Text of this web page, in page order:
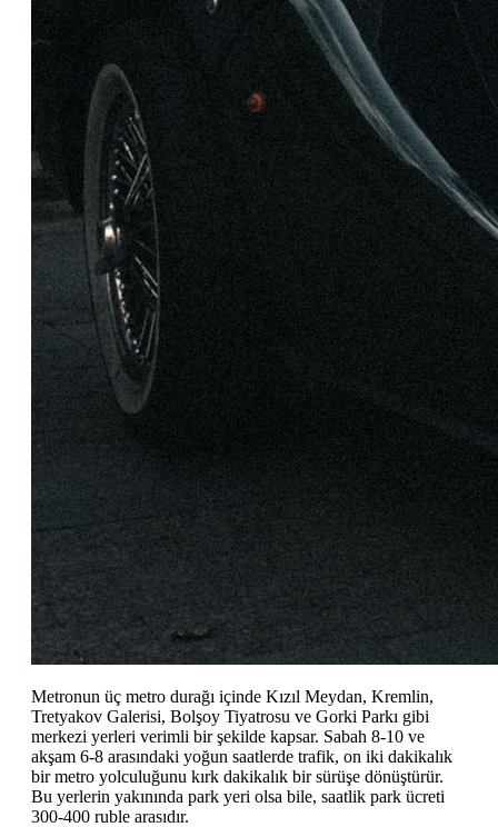
Metronun üç metro durağı içinde Kızıl Meydan, Kremlin,
Tretyakov Galerisi, Bolşoy Tiyatrosu ve Gorki Parkı gibi
merkezi yerleri verimli bir şekilde kapsar. Sabah 8-10 ve
akşam 6-8 arasındaki yoğun saatlerde trafik, on iki dakikalık
bir metro yolculuğunu kırk dakikalık bir sürüşe dönüştürür.
Bu yerlerin yakınında park yeri olsa bile, saatlik park ücreti
300-400 ruble arasıdır.